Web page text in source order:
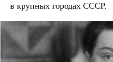
в крупных городах СССР.